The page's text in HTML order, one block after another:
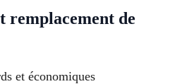
remplacement de
et économiques